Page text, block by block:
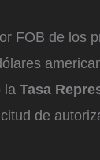
FOB de los
la Tasa
de